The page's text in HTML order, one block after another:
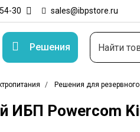
30 sales@ibpstore.ru
Решения
Решения для
ИБП Powercom